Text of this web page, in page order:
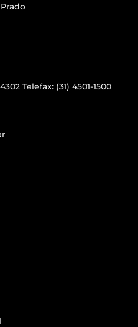
Telefax: (31) 4501-1500